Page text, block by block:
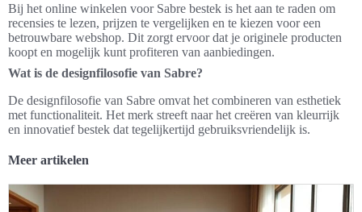
Bij het online winkelen voor Sabre bestek is het aan te raden om
recensies te lezen, prijzen te vergelijken en te kiezen voor een
betrouwbare webshop. Dit zorgt ervoor dat je originele producten
koopt en mogelijk kunt profiteren van aanbiedingen.
Wat is de designfilosofie van Sabre?
De designfilosofie van Sabre omvat het combineren van esthetiek
met functionaliteit. Het merk streeft naar het creëren van kleurrijk
en innovatief bestek dat tegelijkertijd gebruiksvriendelijk is.
Meer artikelen